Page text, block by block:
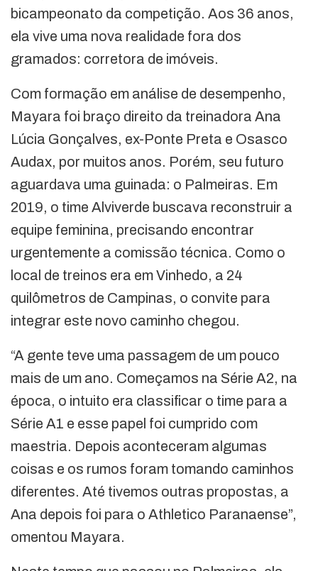
bicampeonato da competição. Aos 36 anos,
ela vive uma nova realidade fora dos
gramados: corretora de imóveis.
Com formação em análise de desempenho,
Mayara foi braço direito da treinadora Ana
Lúcia Gonçalves, ex-Ponte Preta e Osasco
Audax, por muitos anos. Porém, seu futuro
aguardava uma guinada: o Palmeiras. Em
2019, o time Alviverde buscava reconstruir a
equipe feminina, precisando encontrar
urgentemente a comissão técnica. Como o
local de treinos era em Vinhedo, a 24
quilômetros de Campinas, o convite para
integrar este novo caminho chegou.
“A gente teve uma passagem de um pouco
mais de um ano. Começamos na Série A2, na
época, o intuito era classificar o time para a
Série A1 e esse papel foi cumprido com
maestria. Depois aconteceram algumas
coisas e os rumos foram tomando caminhos
diferentes. Até tivemos outras propostas, a
Ana depois foi para o Athletico Paranaense”,
omentou Mayara.